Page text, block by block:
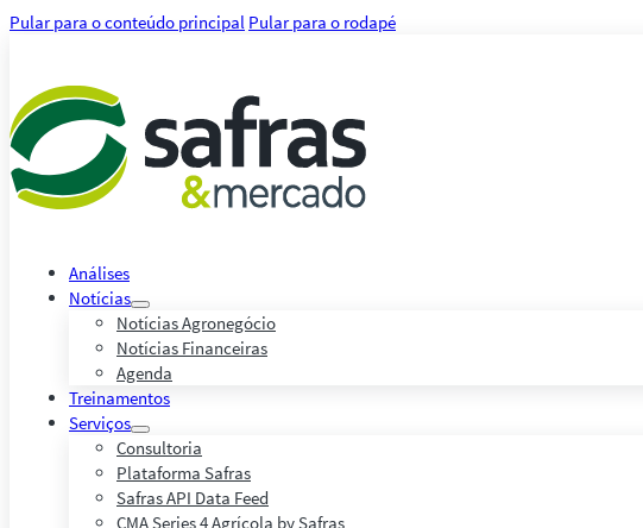
Pular para o conteúdo principal Pular para o rodapé
Análises
Notícias
Notícias Agronegócio
Notícias Financeiras
Agenda
Treinamentos
Serviços
Consultoria
Plataforma Safras
Safras API Data Feed
CMA Series 4 Agrícola by Safras